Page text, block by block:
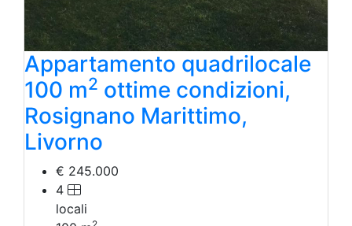
Appartamento quadrilocale
100 m2 ottime condizioni,
Rosignano Marittimo,
Livorno
€ 245.000
4
locali